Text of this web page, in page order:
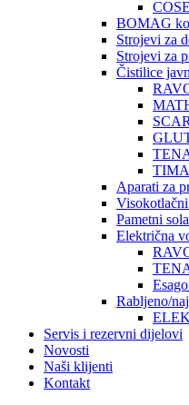
BOMAG
Strojevi za
Strojevi za
Čistilice
Aparati za
Pametni
Električna
Rabljeno/
Servis i rezervni dijelovi
Novosti
Naši klijenti
Kontakt